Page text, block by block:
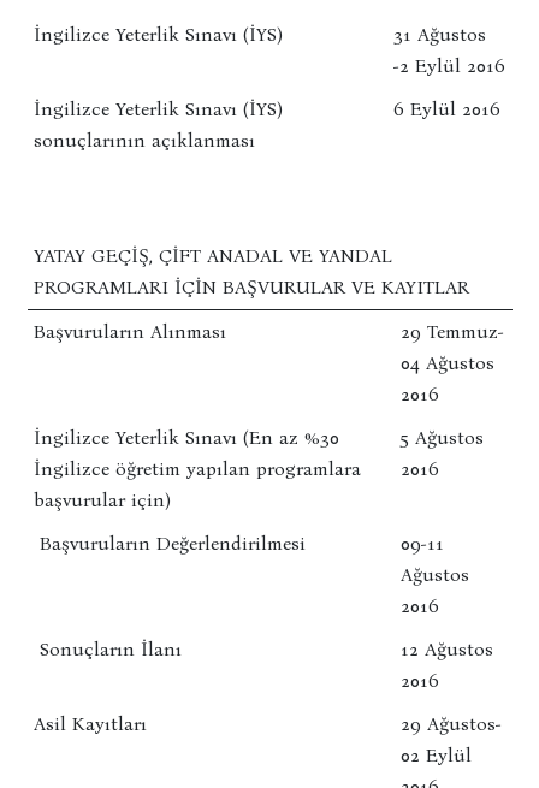
İngilizce Yeterlik Sınavı (İYS)
31 Ağustos
-2 Eylül 2016
İngilizce Yeterlik Sınavı (İYS)
sonuçlarının açıklanması
6 Eylül 2016
YATAY GEÇIŞ, ÇIFT ANADAL VE YANDAL
PROGRAMLARI İÇIN BAŞVURULAR VE KAYITLAR
Başvuruların Alınması
29 Temmuz-
04 Ağustos
2016
İngilizce Yeterlik Sınavı (En az %30
İngilizce öğretim yapılan programlara
başvurular için)
5 Ağustos
2016
Başvuruların Değerlendirilmesi
09-11
Ağustos
2016
Sonuçların İlanı
12 Ağustos
2016
Asil Kayıtları
29 Ağustos-
02 Eylül